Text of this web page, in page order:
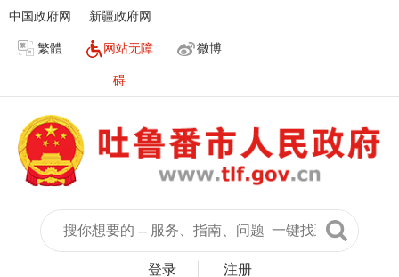
中国政府网 新疆政府网
繁體 网站无障
碍
微博
登录 注册